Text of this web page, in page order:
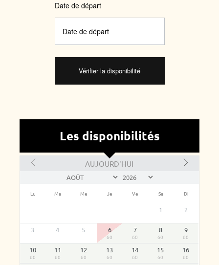
Date de départ
Les disponibilités
AUJOURD'HUI
Lu Ma Me Je Ve Sa Di
1 2
3 4 5 6
60
7
60
8
60
9
60
10
60
11
60
12
60
13
60
14
60
15
60
16
60